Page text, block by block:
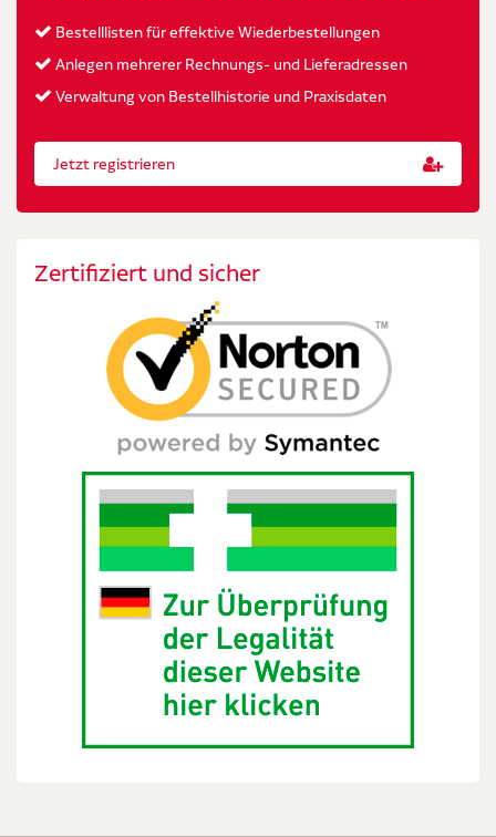
Bestelllisten für effektive Wiederbestellungen
Anlegen mehrerer Rechnungs- und Lieferadressen
Verwaltung von Bestellhistorie und Praxisdaten
Jetzt registrieren
Zertifiziert und sicher